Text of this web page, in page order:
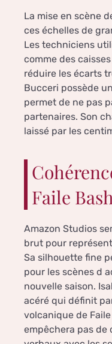
La mise en scène
ces échelles de
Les techniciens
comme des
réduire les écarts
Bucceri possède
permet de ne pas
partenaires. Son
laissé par les
Faile
Amazon Studios
brut pour
Sa silhouette fine
pour les scènes d
nouvelle saison.
acéré qui définit
volcanique de
empêchera pas de